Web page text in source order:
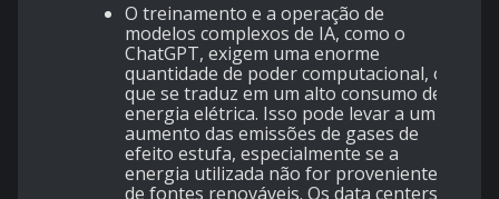
O treinamento e a operação de
modelos complexos de IA, como o
ChatGPT, exigem uma enorme
quantidade de poder computacional, o
que se traduz em um alto consumo de
energia elétrica. Isso pode levar a um
aumento das emissões de gases de
efeito estufa, especialmente se a
energia utilizada não for proveniente
de fontes renováveis. Os data centers